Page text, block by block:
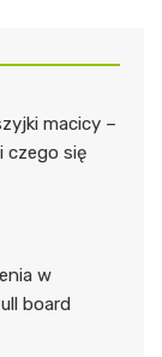
macicy –
czego się
w
board